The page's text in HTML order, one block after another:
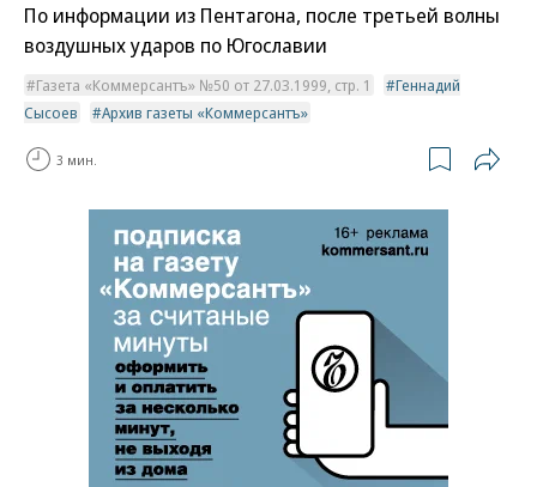
По информации из Пентагона, после третьей волны
воздушных ударов по Югославии
Газета «Коммерсантъ» №50 от 27.03.1999, стр. 1
Геннадий
Сысоев
Архив газеты «Коммерсантъ»
3 мин.